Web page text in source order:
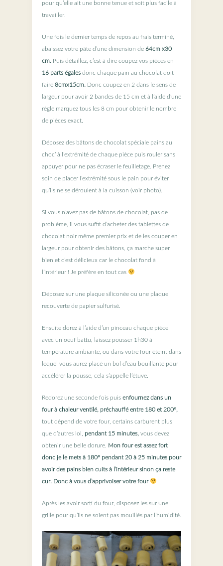
pour qu’elle ait une bonne tenue et soit plus facile à
travailler.
Une fois le dernier temps de repos au frais terminé,
abaissez votre pâte d’une dimension de 64cm x30
cm. Puis détaillez, c’est à dire coupez vos pièces en
16 parts égales donc chaque pain au chocolat doit
faire 8cmx15cm. Donc coupez en 2 dans le sens de
largeur pour avoir 2 bandes de 15 cm et à l’aide d’une
règle marquez tous les 8 cm pour obtenir le nombre
de pièces exact.
Déposez des bâtons de chocolat spéciale pains au
choc’ à l’extrémité de chaque pièce puis rouler sans
appuyer pour ne pas écraser le feuilletage. Prenez
soin de placer l’extrémité sous le pain pour éviter
qu’ils ne se déroulent à la cuisson (voir photo).
Si vous n’avez pas de bâtons de chocolat, pas de
problème, il vous suffit d’acheter des tablettes de
chocolat noir même premier prix et de les couper en
largeur pour obtenir des bâtons, ça marche super
bien et c’est délicieux car le chocolat fond à
l’intérieur ! Je préfère en tout cas
Déposez sur une plaque siliconée ou une plaque
recouverte de papier sulfurisé.
Ensuite dorez à l’aide d’un pinceau chaque pièce
avec un oeuf battu, laissez pousser 1h30 à
température ambiante, ou dans votre four éteint dans
lequel vous aurez placé un bol d’eau bouillante pour
accélérer la pousse, cela s’appelle l’étuve.
Redorez une seconde fois puis enfournez dans un
four à chaleur ventilé, préchauffé entre 180 et 200°,
tout dépend de votre four, certains carburent plus
que d’autres lol, pendant 15 minutes, vous devez
obtenir une belle dorure. Mon four est assez fort
donc je le mets à 180° pendant 20 à 25 minutes pour
avoir des pains bien cuits à l’intérieur sinon ça reste
cur. Donc à vous d’apprivoiser votre four
Après les avoir sorti du four, disposez les sur une
grille pour qu’ils ne soient pas mouillés par l’humidité.